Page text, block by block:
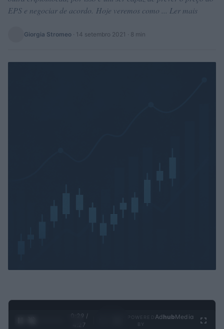
EPS e negociar de acordo. Hoje veremos como ... Ler mais
Giorgia Stromeo · 14 setembro 2021 · 8 min
0:30 /
4:27
Ad hubMedia